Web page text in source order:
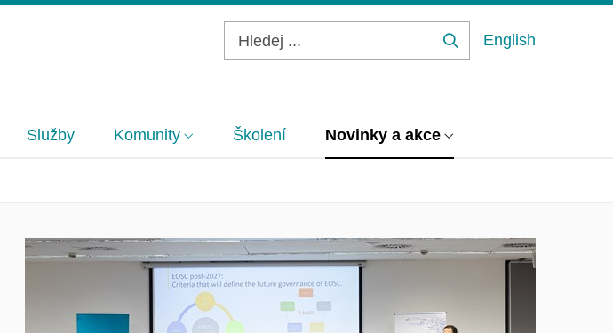
English
Služby Komunity Školení Novinky a akce